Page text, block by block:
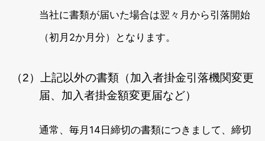
当社に書類が届いた場合は翌々月から引落開始
（初月2か月分）となります。
（2）上記以外の書類（加入者掛金引落機関変更
届、加入者掛金額変更届など）
通常、毎月14日締切の書類につきまして、締切